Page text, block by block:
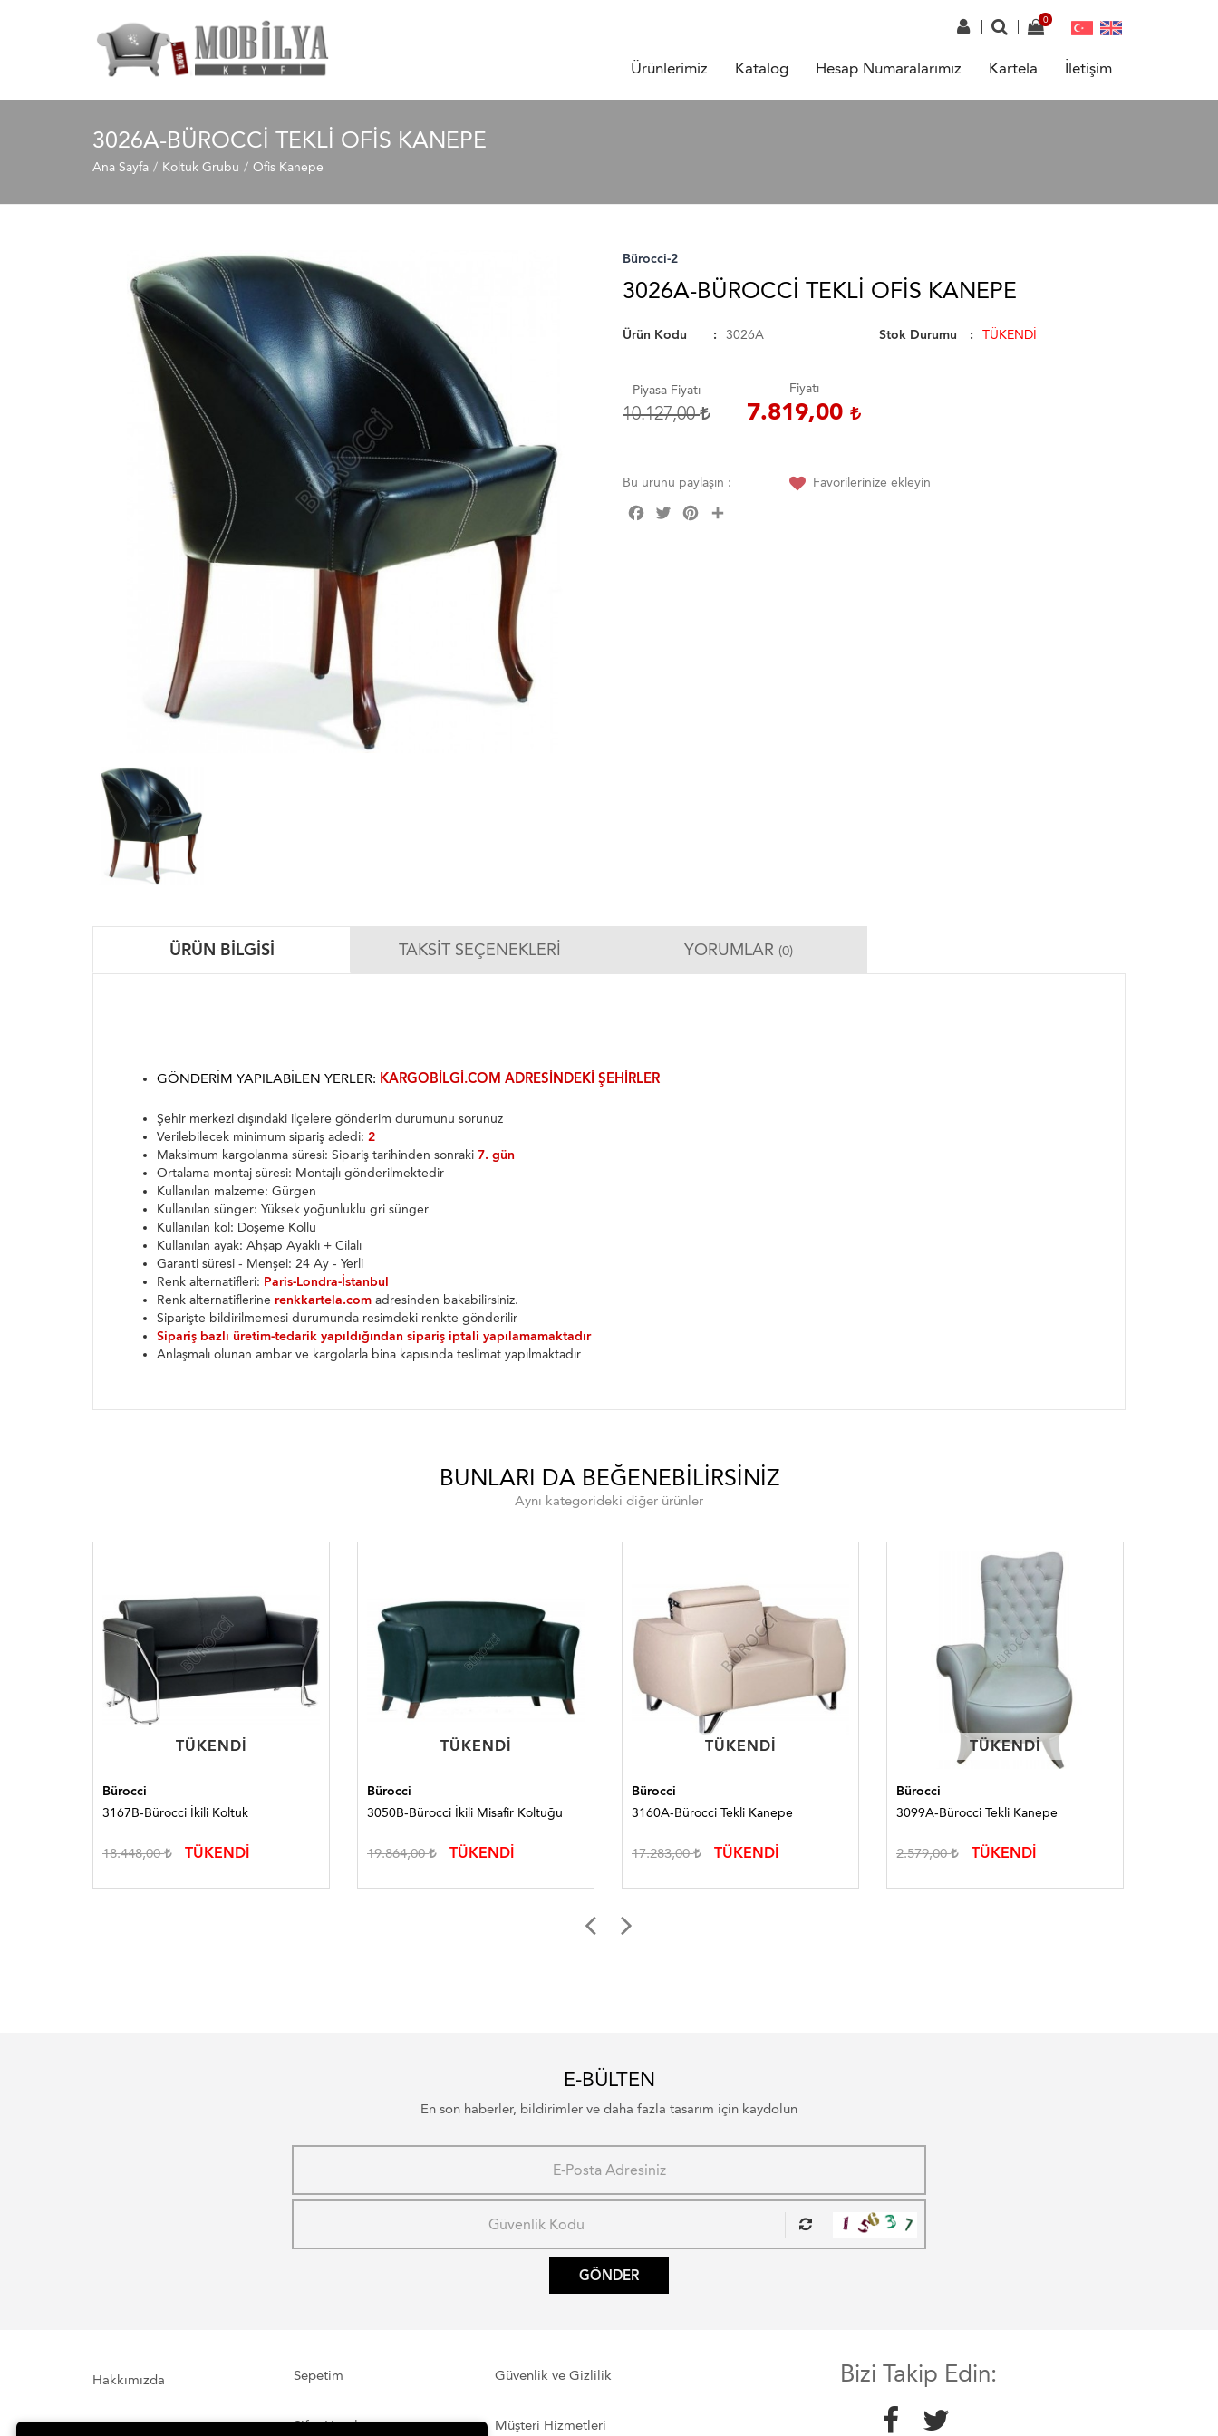
Ürünlerimiz Katalog Hesap Numaralarımız Kartela İletişim
3026A-BÜROCCI TEKLI OFIS KANEPE
Ana Sayfa Koltuk Grubu Ofis Kanepe
Bürocci-2
3026A-BÜROCCI TEKLI OFIS KANEPE
Ürün Kodu 3026A Stok Durumu TÜKENDİ
Piyasa Fiyatı
10.127,00
Fiyatı
7.819,00
Bu ürünü paylaşın :
FacebookTwitterPinterest
Favorilerinize ekleyin
ÜRÜN BILGISI TAKSIT SEÇENEKLERI YORUMLAR (0)
GÖNDERIM YAPILABILEN YERLER: KARGOBILGI.COM ADRESINDEKI ŞEHIRLER
Şehir merkezi dışındaki ilçelere gönderim durumunu sorunuz
Verilebilecek minimum sipariş adedi: 2
Maksimum kargolanma süresi: Sipariş tarihinden sonraki 7. gün
Ortalama montaj süresi: Montajlı gönderilmektedir
Kullanılan malzeme: Gürgen
Kullanılan sünger: Yüksek yoğunluklu gri sünger
Kullanılan kol: Döşeme Kollu
Kullanılan ayak: Ahşap Ayaklı + Cilalı
Garanti süresi - Menşei: 24 Ay - Yerli
Renk alternatifleri: Paris-Londra-İstanbul
Renk alternatiflerine renkkartela.com adresinden bakabilirsiniz.
Siparişte bildirilmemesi durumunda resimdeki renkte gönderilir
Sipariş bazlı üretim-tedarik yapıldığından sipariş iptali yapılamamaktadır
Anlaşmalı olunan ambar ve kargolarla bina kapısında teslimat yapılmaktadır
BUNLARI DA BEĞENEBILIRSINIZ
Aynı kategorideki diğer ürünler
TÜKENDI
TÜKENDI
Bürocci
3167B-Bürocci İkili Koltuk
18.448,00 TÜKENDİ
TÜKENDI
TÜKENDI
Bürocci
3050B-Bürocci İkili Misafir Koltuğu
19.864,00 TÜKENDİ
TÜKENDI
TÜKENDI
Bürocci
3160A-Bürocci Tekli Kanepe
17.283,00 TÜKENDİ
TÜKENDI
TÜKENDI
Bürocci
3099A-Bürocci Tekli Kanepe
2.579,00 TÜKENDİ
E-BÜLTEN
En son haberler, bildirimler ve daha fazla tasarım için kaydolun
GÖNDER
Hakkımızda Sepetim
Şifre Hatırlatma
Güvenlik ve Gizlilik
Müşteri Hizmetleri
Bizi Takip Edin: